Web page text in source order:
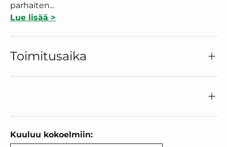
parhaiten...
Lue lisää >
Toimitusaika
Kuuluu kokoelmiin: